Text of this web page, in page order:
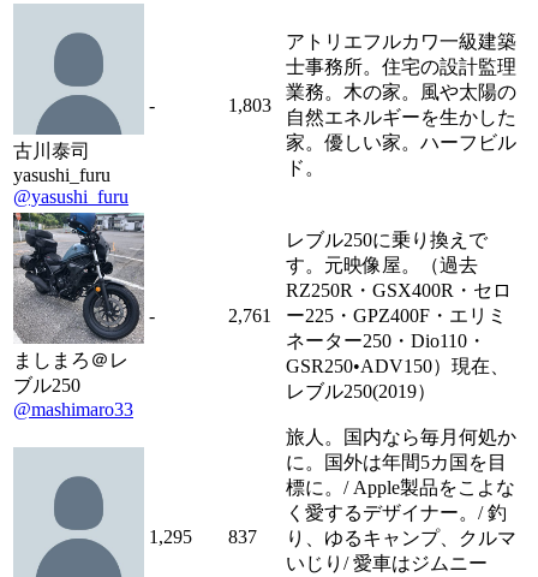
古川泰司
yasushi_furu
@yasushi_furu
- 1,803
アトリエフルカワ一級建築
士事務所。住宅の設計監理
業務。木の家。風や太陽の
自然エネルギーを生かした
家。優しい家。ハーフビル
ド。
ましまろ＠レ
ブル250
@mashimaro33
- 2,761
レブル250に乗り換えで
す。元映像屋。（過去
RZ250R・GSX400R・セロ
ー225・GPZ400F・エリミ
ネーター250・Dio110・
GSR250•ADV150）現在、
レブル250(2019）
1,295 837
旅人。国内なら毎月何処か
に。国外は年間5カ国を目
標に。/ Apple製品をこよな
く愛するデザイナー。/ 釣
り、ゆるキャンプ、クルマ
いじり/ 愛車はジムニー